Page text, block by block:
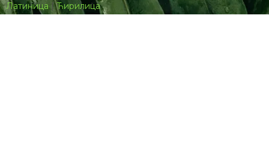
Латиница |Ћирилица